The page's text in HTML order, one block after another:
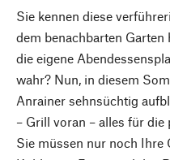
Sie kennen diese
dem benachbarten
die eigene
wahr? Nun, in diesem
Anrainer sehnsüchtig
– Grill voran – alles für
Sie müssen nur noch Ihre